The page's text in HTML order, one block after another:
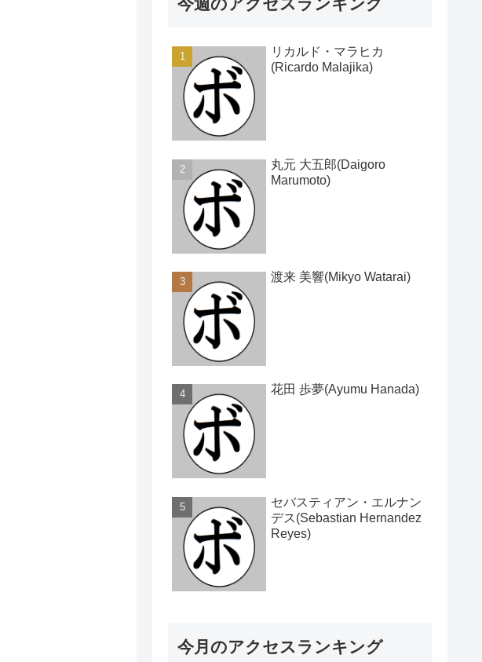
今週のアクセスランキング
リカルド・マラヒカ
(Ricardo Malajika)
丸元 大五郎(Daigoro
Marumoto)
渡来 美響(Mikyo Watarai)
花田 歩夢(Ayumu Hanada)
セバスティアン・エルナン
デス(Sebastian Hernandez
Reyes)
今月のアクセスランキング